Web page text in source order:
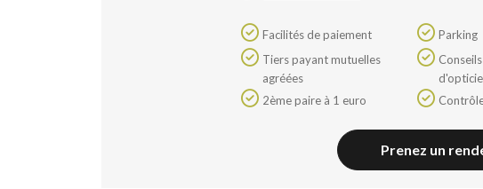
Facilités de paiement
agréées
2ème paire à 1 euro
Parking
Prenez un